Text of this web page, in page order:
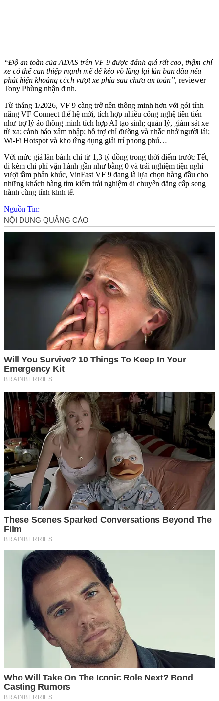
“Độ an toàn của ADAS trên VF 9 được đánh giá rất cao, thậm chí
xe có thể can thiệp mạnh mẽ để kéo vô lăng lại làn ban đầu nếu
phát hiện khoảng cách vượt xe phía sau chưa an toàn”, reviewer
Tony Phùng nhận định.
Từ tháng 1/2026, VF 9 càng trở nên thông minh hơn với gói tính
năng VF Connect thế hệ mới, tích hợp nhiều công nghệ tiên tiến
như trợ lý ảo thông minh tích hợp AI tạo sinh; quản lý, giám sát xe
từ xa; cảnh báo xâm nhập; hỗ trợ chỉ đường và nhắc nhở người lái;
Wi-Fi Hotspot và kho ứng dụng giải trí phong phú…
Với mức giá lăn bánh chỉ từ 1,3 tỷ đồng trong thời điểm trước Tết,
đi kèm chi phí vận hành gần như bằng 0 và trải nghiệm tiện nghi
vượt tầm phân khúc, VinFast VF 9 đang là lựa chọn hàng đầu cho
những khách hàng tìm kiếm trải nghiệm di chuyển đẳng cấp song
hành cùng tính kinh tế.
Nguồn Tin: